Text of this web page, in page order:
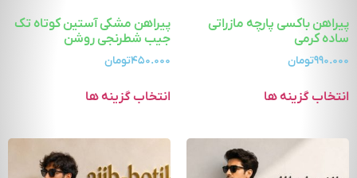
پیراهن باکسی پارچه مازراتی
ساده کرمی
۹۹۰.۰۰۰تومان
انتخاب گزینه ها
پیراهن مشکی آستین کوتاه تک
جیب شطرنجی روشن
۴۵۰.۰۰۰تومان
انتخاب گزینه ها